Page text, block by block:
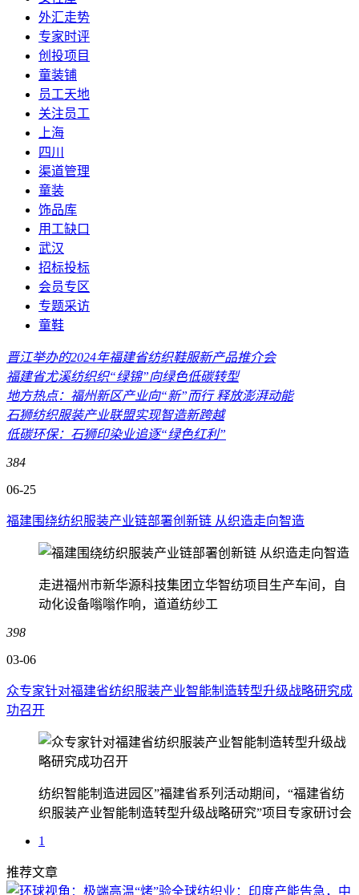
外汇走势
专家时评
创投项目
童装铺
员工天地
关注员工
上海
四川
渠道管理
童装
饰品库
用工缺口
武汉
招标投标
会员专区
专题采访
童鞋
晋江举办的2024年福建省纺织鞋服新产品推介会
福建省尤溪纺织织“绿锦”向绿色低碳转型
地方热点：福州新区产业向“新”而行 释放澎湃动能
石狮纺织服装产业联盟实现智造新跨越
低碳环保：石狮印染业追逐“绿色红利”
384
06-25
福建围绕纺织服装产业链部署创新链 从织造走向智造
走进福州市新华源科技集团立华智纺项目生产车间，自
动化设备嗡嗡作响，道道纺纱工
398
03-06
众专家针对福建省纺织服装产业智能制造转型升级战略研究成
功召开
纺织智能制造进园区”福建省系列活动期间，“福建省纺
织服装产业智能制造转型升级战略研究”项目专家研讨会
1
推荐文章